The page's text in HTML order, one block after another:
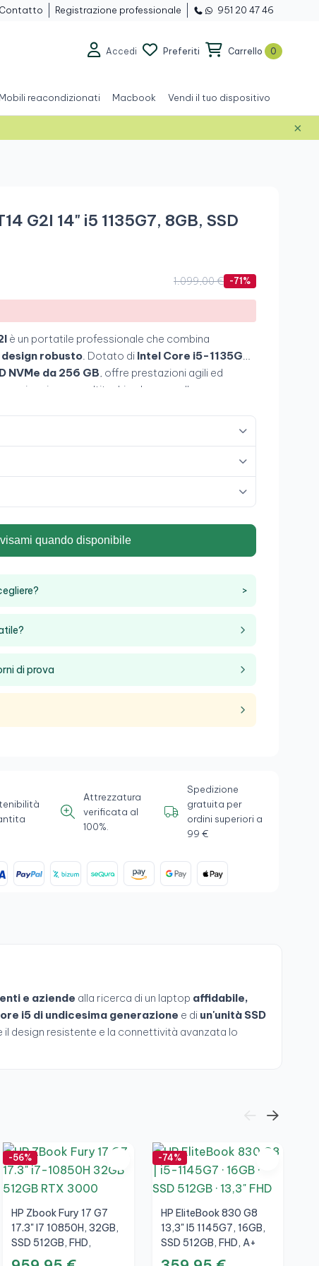
Contatto Registrazione professionale 951 20 47 46
Accedi Preferiti Carrello 0
Mobili reacondizionati Macbook Vendi il tuo dispositivo
×
G2I 14" i5 1135G7, 8GB, SSD
1.099,00 € -71%
è un portatile professionale che combina
robusto. Dotato di Intel Core i5-1135G7,
NVMe da 256 GB, offre prestazioni agili ed
e multitasking leggero. Il suo
ideale per
quando disponibile
>
di prova
Attrezzatura
verificata al
100%.
Spedizione
gratuita per
ordini superiori a
99 €
e aziende alla ricerca di un laptop affidabile,
i5 di undicesima generazione e di un'unità SSD
design resistente e la connettività avanzata lo
-56%
HP Zbook Fury 17 G7
17.3" I7 10850H, 32GB,
SSD 512GB, FHD,
NVIDIA Quadro RTX
-74%
HP EliteBook 830 G8
13,3" I5 1145G7, 16GB,
SSD 512GB, FHD, A+